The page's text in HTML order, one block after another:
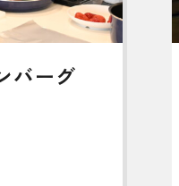
バーグ